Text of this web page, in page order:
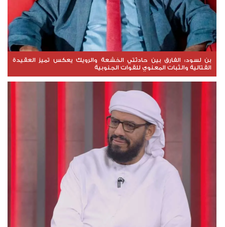
بن لسود: الفارق بين حادثتي الخشعة والرويك يعكس تميز العقيدة
القتالية والثبات المعنوي للقوات الجنوبية